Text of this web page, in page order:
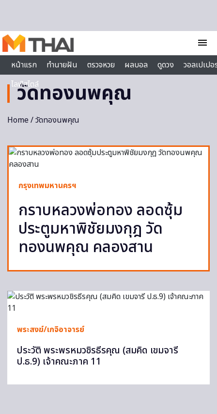
menu
หน้าแรก
ทำนายฝัน ตรวจหวย ผลบอล ดูดวง
วอลเปเป
ไลฟ์สไตล์
วัดทองนพคุณ
Home/ วัดทองนพคุณ
กรุงเทพมหานครฯ
กราบหลวงพ่อทอง ลอดซุ้ม
ประตูมหาพิชัยมงกุฎ วัด
ทองนพคุณ คลองสาน
พระสงฆ์/เกจิอาจารย์
ประวัติ พระพรหมวชิรธีรคุณ (สมคิด เขมจารี
ป.ธ.9) เจ้าคณะภาค 11